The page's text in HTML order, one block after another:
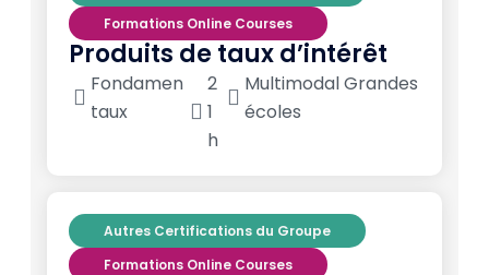
Formations Online Courses
Produits de taux d’intérêt
Fondamen
taux
2
1
h
Multimodal Grandes
écoles
Autres Certifications du Groupe
Formations Online Courses